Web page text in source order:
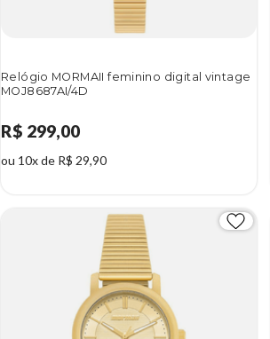
Relógio MORMAII feminino digital vintage
MOJ8687AI/4D
R$ 299,00
ou 10x de R$ 29,90